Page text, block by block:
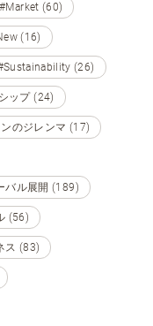
#Market (60)
(16)
(26)
ップ (24)
のジレンマ (17)
バル展開 (189)
(56)
ス (83)